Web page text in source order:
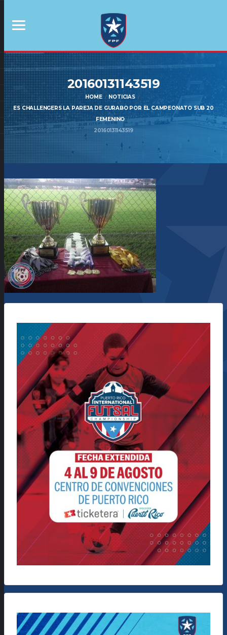
20160131143519
HOME
NOTICIAS
ES CHALLENGERS LA PAREJA DE GURABO POR EL CAMPEONATO SUB 20
FEMENINO
20160131143519